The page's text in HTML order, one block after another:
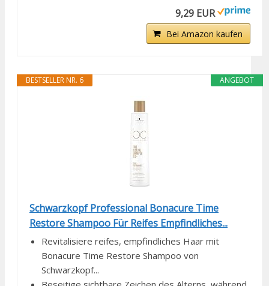
9,29 EUR
Bei Amazon kaufen
ANGEBOT
BESTSELLER NR. 6
Schwarzkopf Professional Bonacure Time
Restore Shampoo Für Reifes Empfindliches...
Revitalisiere reifes, empfindliches Haar mit
Bonacure Time Restore Shampoo von
Schwarzkopf...